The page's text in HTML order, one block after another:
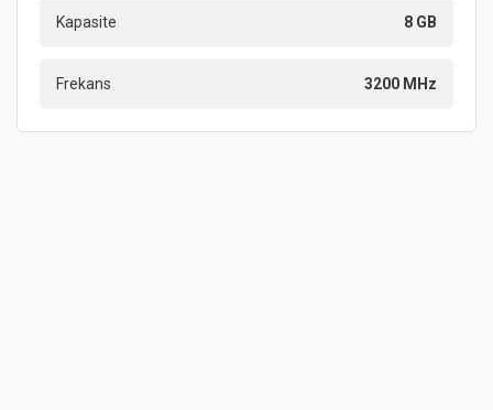
Kapasite 8 GB
Frekans 3200 MHz